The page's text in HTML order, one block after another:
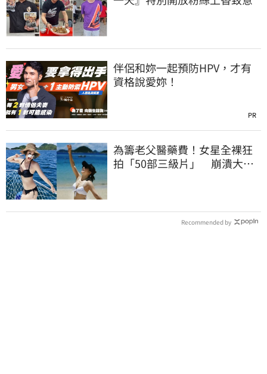
伴侶和妳一起預防HPV，才有
資格說愛妳！
PR
為籌老父醫藥費！女星全裸狂
拍「50部三級片」 崩潰大
Recommended by